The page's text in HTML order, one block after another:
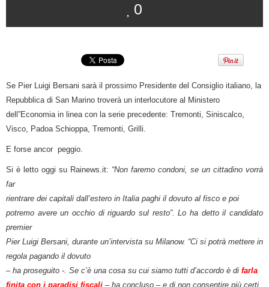
0
Se Pier Luigi Bersani sarà il prossimo Presidente del Consiglio italiano, la
Repubblica di San Marino troverà un interlocutore al Ministero
dell”Economia in linea con la serie precedente: Tremonti, Siniscalco,
Visco, Padoa Schioppa, Tremonti, Grilli.
E forse ancor peggio.
Si è letto oggi su Rainews.it: “Non faremo condoni, se un cittadino vorrà
far
rientrare dei capitali dall’estero in Italia paghi il dovuto al fisco e poi
potremo avere un occhio di riguardo sul resto”. Lo ha detto il candidato
premier
Pier Luigi Bersani, durante un’intervista su Milanow. “Ci si potrà mettere in
regola pagando il dovuto
– ha proseguito -. Se c’è una cosa su cui siamo tutti d’accordo è di farla
finita con i paradisi fiscali – ha concluso – e di non consentire più certi